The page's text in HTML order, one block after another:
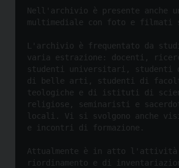
Nell'archivio è presente anche
multimediale con foto e
L'archivio è frequentato da
varia estrazione: docenti,
studenti universitari, studenti
di belle arti, studenti di
teologiche e di istituti di
religiose, seminaristi e
locali. Vi si svolgono anche
e incontri di formazione.
Attualmente è in atto l'attività
riordinamento e di